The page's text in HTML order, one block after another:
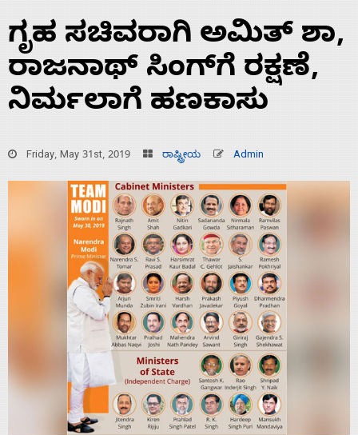
ಗೃಹ ಸಚಿವರಾಗಿ ಅಮಿತ್ ಶಾ,
ರಾಜನಾಥ್ ಸಿಂಗ್­ಗೆ ರಕ್ಷಣೆ,
ನಿರ್ಮಲಾಗೆ ಹಣಕಾಸು
Friday, May 31st, 2019 ರಾಷ್ಟ್ರೀಯ Admin